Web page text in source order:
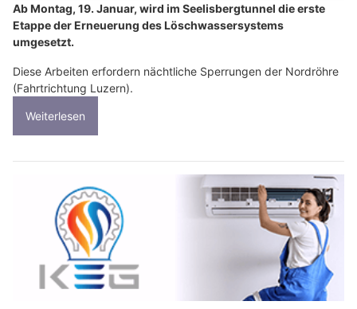
Ab Montag, 19. Januar, wird im Seelisbergtunnel die erste
Etappe der Erneuerung des Löschwassersystems
umgesetzt.
Diese Arbeiten erfordern nächtliche Sperrungen der Nordröhre
(Fahrtrichtung Luzern).
Weiterlesen